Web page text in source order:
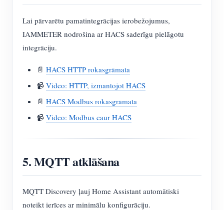
Lai pārvarētu pamatintegrācijas ierobežojumus,
IAMMETER nodrošina ar HACS saderīgu pielāgotu
integrāciju.
📄 HACS HTTP rokasgrāmata
📹 Video: HTTP, izmantojot HACS
📄 HACS Modbus rokasgrāmata
📹 Video: Modbus caur HACS
5. MQTT atklāšana
MQTT Discovery ļauj Home Assistant automātiski
noteikt ierīces ar minimālu konfigurāciju.